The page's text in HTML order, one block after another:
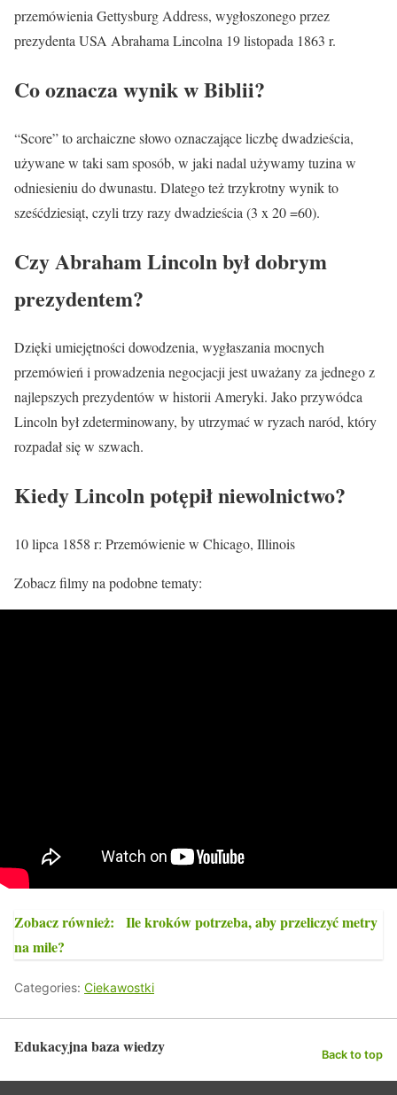
przemówienia Gettysburg Address, wygłoszonego przez
prezydenta USA Abrahama Lincolna 19 listopada 1863 r.
Co oznacza wynik w Biblii?
“Score” to archaiczne słowo oznaczające liczbę dwadzieścia,
używane w taki sam sposób, w jaki nadal używamy tuzina w
odniesieniu do dwunastu. Dlatego też trzykrotny wynik to
sześćdziesiąt, czyli trzy razy dwadzieścia (3 x 20 =60).
Czy Abraham Lincoln był dobrym
prezydentem?
Dzięki umiejętności dowodzenia, wygłaszania mocnych
przemówień i prowadzenia negocjacji jest uważany za jednego z
najlepszych prezydentów w historii Ameryki. Jako przywódca
Lincoln był zdeterminowany, by utrzymać w ryzach naród, który
rozpadał się w szwach.
Kiedy Lincoln potępił niewolnictwo?
10 lipca 1858 r: Przemówienie w Chicago, Illinois
Zobacz filmy na podobne tematy:
Zobacz również:
Ile kroków potrzeba, aby przeliczyć metry
na mile?
Categories: Ciekawostki
Edukacyjna baza wiedzy Back to top